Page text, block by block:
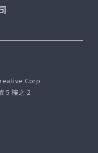
Corp.
5 樓之 2